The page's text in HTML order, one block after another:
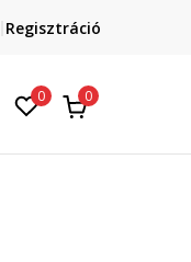
Regisztráció
0 0